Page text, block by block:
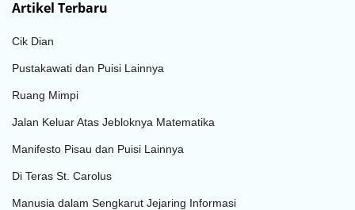
Artikel Terbaru
Cik Dian
Pustakawati dan Puisi Lainnya
Ruang Mimpi
Jalan Keluar Atas Jebloknya Matematika
Manifesto Pisau dan Puisi Lainnya
Di Teras St. Carolus
Manusia dalam Sengkarut Jejaring Informasi